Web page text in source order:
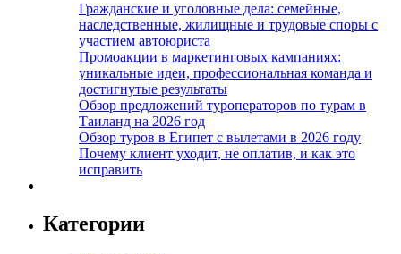
Гражданские и уголовные дела: семейные,
наследственные, жилищные и трудовые споры с
участием автоюриста
Промоакции в маркетинговых кампаниях:
уникальные идеи, профессиональная команда и
достигнутые результаты
Обзор предложений туроператоров по турам в
Таиланд на 2026 год
Обзор туров в Египет с вылетами в 2026 году
Почему клиент уходит, не оплатив, и как это
исправить
Категории